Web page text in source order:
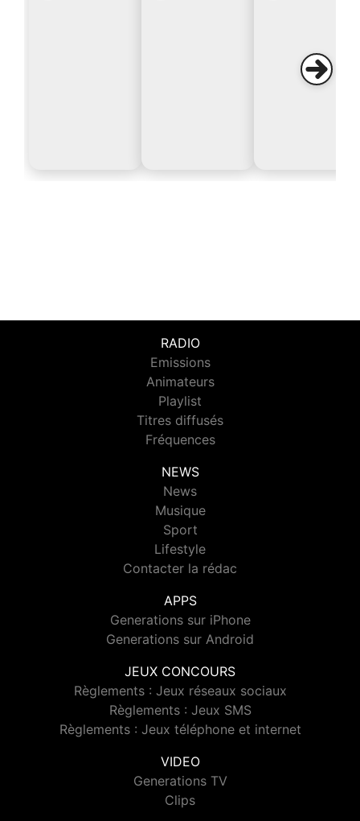
RADIO
Emissions
Animateurs
Playlist
Titres diffusés
Fréquences
NEWS
News
Musique
Sport
Lifestyle
Contacter la rédac
APPS
Generations sur iPhone
Generations sur Android
JEUX CONCOURS
Règlements : Jeux réseaux sociaux
Règlements : Jeux SMS
Règlements : Jeux téléphone et internet
VIDEO
Generations TV
Clips